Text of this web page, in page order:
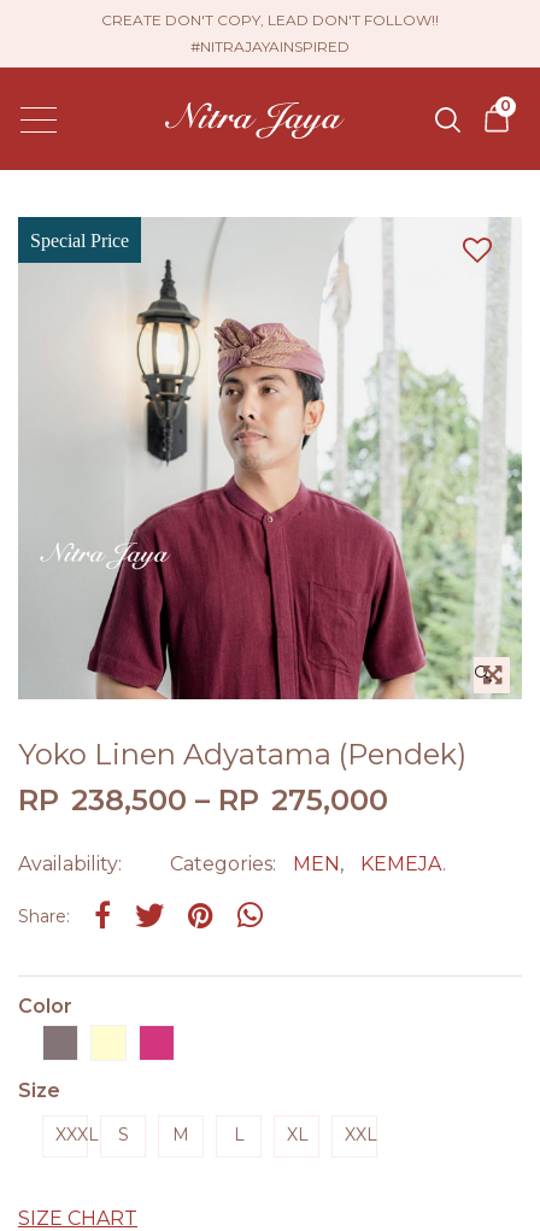
CREATE DON'T COPY, LEAD DON'T FOLLOW!!
#NITRAJAYAINSPIRED
0
🔍
Special Price
Yoko Linen Adyatama (Pendek)
RP 238,500 – RP 275,000
Availability: Categories: MEN, KEMEJA.
Share: Share on Facebook
TweetPin it Share on Whatsapp
Color
Size
XXXL S M L XL XXL
SIZE CHART